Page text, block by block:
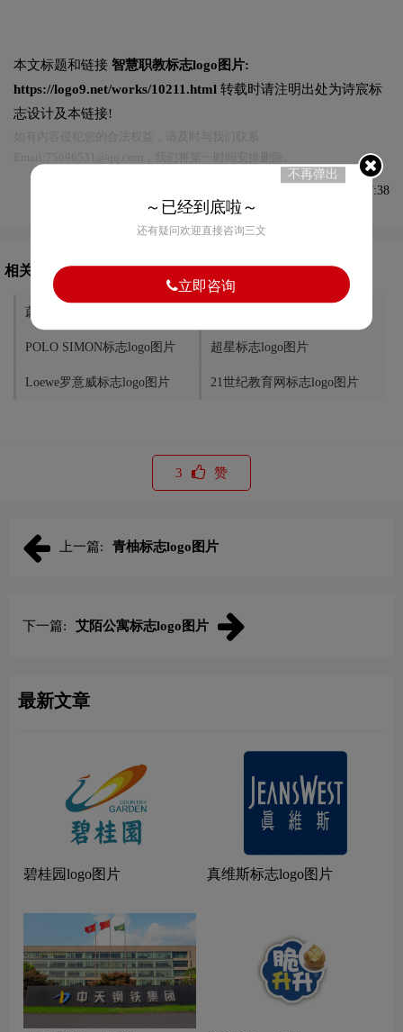
本文标题和链接 智慧职教标志logo图片:
https://logo9.net/works/10211.html 转载时请注明出处为诗宸标
志设计及本链接!
发布于2022-11-25 08:57:38
相关文章推荐
蔚来汽车标志logo图片
POLO SIMON标志logo图片 超星标志logo图片
Loewe罗意威标志logo图片 21世纪教育网标志logo图片
3 赞
上一篇: 青柚标志logo图片
下一篇: 艾陌公寓标志logo图片
最新文章
碧桂园logo图片 真维斯标志logo图片
不再弹出
～已经到底啦～
还有疑问欢迎直接咨询三文
立即咨询